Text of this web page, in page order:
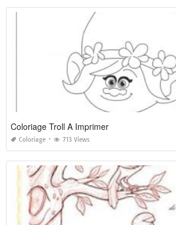
Coloriage Troll A Imprimer
Coloriage 713 Views